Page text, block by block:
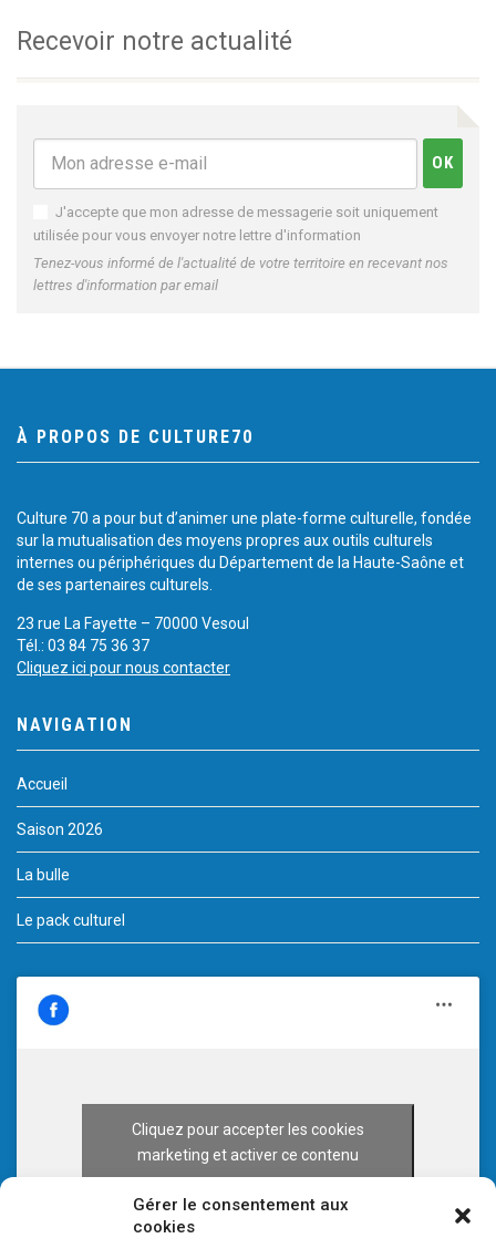
Gérer le consentement aux
cookies
Recevoir notre actualité
J'accepte que mon adresse de messagerie soit uniquement
utilisée pour vous envoyer notre lettre d'information
Tenez-vous informé de l'actualité de votre territoire en recevant nos
lettres d'information par email
À PROPOS DE CULTURE70
Culture 70 a pour but d’animer une plate-forme culturelle, fondée
sur la mutualisation des moyens propres aux outils culturels
internes ou périphériques du Département de la Haute-Saône et
de ses partenaires culturels.
23 rue La Fayette – 70000 Vesoul
Tél.: 03 84 75 36 37
Cliquez ici pour nous contacter
NAVIGATION
Accueil
Saison 2026
La bulle
Le pack culturel
Cliquez pour accepter les cookies
marketing et activer ce contenu